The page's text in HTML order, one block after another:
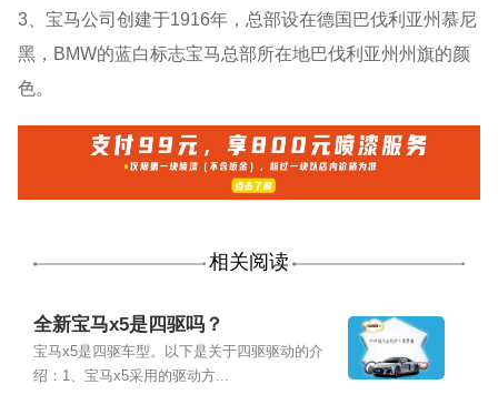
3、宝马公司创建于1916年，总部设在德国巴伐利亚州慕尼
黑，BMW的蓝白标志宝马总部所在地巴伐利亚州州旗的颜
色。
相关阅读
全新宝马x5是四驱吗？
宝马x5是四驱车型。以下是关于四驱驱动的介
绍：1、宝马x5采用的驱动方...